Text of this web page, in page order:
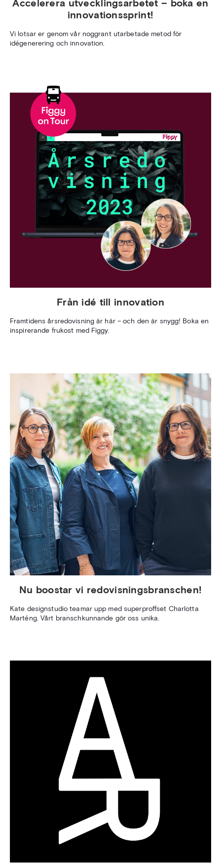
innovationssprint!
Vi lotsar er genom vår noggrant utarbetade metod för
idégenerering och innovation.
Från idé till innovation
Framtidens årsredovisning är här – och den är snygg! Boka en
inspirerande frukost med Figgy.
Nu boostar vi redovisningsbranschen!
Kate designstudio teamar upp med superproffset Charlotta
Marténg. Vårt branschkunnande gör oss unika.